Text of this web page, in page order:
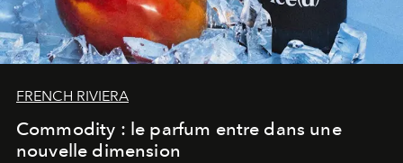
FRENCH RIVIERA
Commodity : le parfum entre dans une
nouvelle dimension